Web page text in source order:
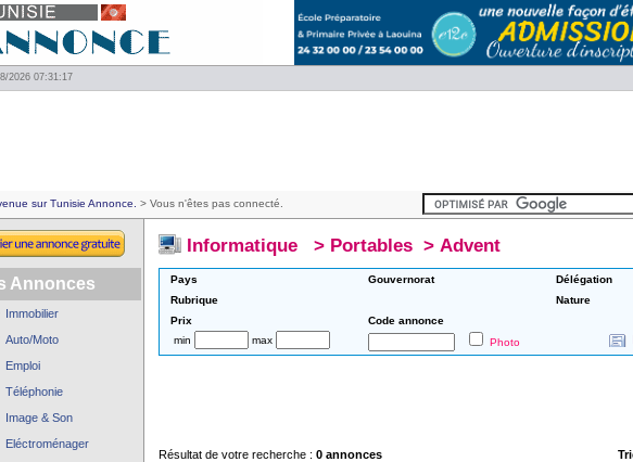
2026 07:31:17
sur Tunisie Annonce. > Vous n'êtes pas connecté.
Annonces
Immobilier
Auto/Moto
Emploi
Téléphonie
Image & Son
Eléctroménager
Informatique > Portables> Advent
Pays Gouvernorat Délégation
Rubrique
Nature
Prix
Code annonce
min
max Photo
Résultat de votre recherche : 0 annonces